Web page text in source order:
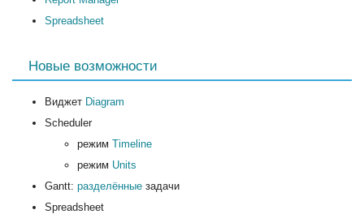
Spreadsheet
Новые возможности
Виджет Diagram
Scheduler
режим Timeline
режим Units
Gantt: разделённые задачи
Spreadsheet